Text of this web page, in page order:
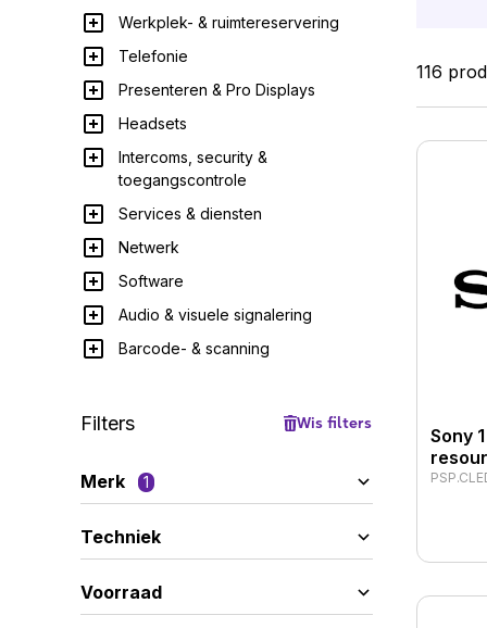
Werkplek- & ruimtereservering
Telefonie
Presenteren & Pro Displays
Headsets
Intercoms, security &
toegangscontrole
Services & diensten
Netwerk
Software
Audio & visuele signalering
Barcode- & scanning
Wis filters
Filters
Merk 1
Techniek
Voorraad
116
Sony